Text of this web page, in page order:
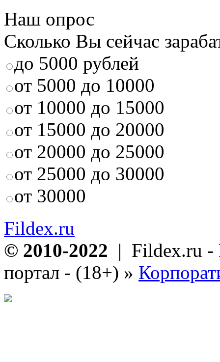
Наш опрос
Сколько Вы сейчас
до 5000 рублей
от 5000 до 10000
от 10000 до 15000
от 15000 до 20000
от 20000 до 25000
от 25000 до 30000
от 30000
Fildex.ru
© 2010-2022 | Fildex.ru -
портал - (18+) »